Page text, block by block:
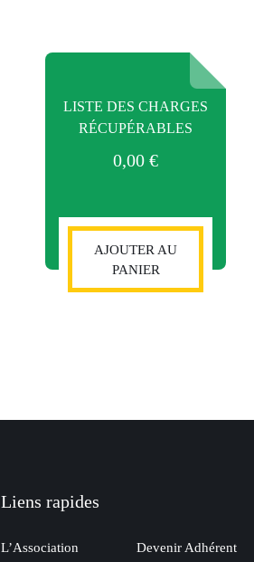
LISTE DES CHARGES
RÉCUPÉRABLES
0,00€
AJOUTER AU
PANIER
Liens rapides
L’Association Devenir Adhérent